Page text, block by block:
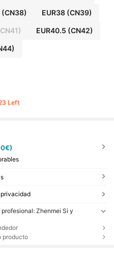
(CN38) EUR38(CN39)
EUR40.5 (CN42)
Left
privacidad
Zhenmei Si y
producto